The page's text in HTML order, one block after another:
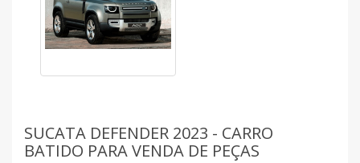
SUCATA DEFENDER 2023 - CARRO
BATIDO PARA VENDA DE PEÇAS